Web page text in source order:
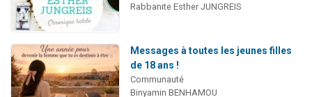
Rabbanite Esther JUNGREIS
Messages à toutes les jeunes filles
de 18 ans !
Communauté
Binyamin BENHAMOU